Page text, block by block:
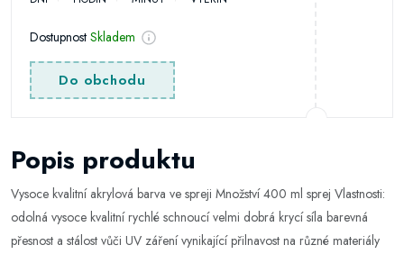
Dostupnost Skladem
Do obchodu
Popis produktu
Vysoce kvalitní akrylová barva ve spreji Množství 400 ml sprej Vlastnosti:
odolná vysoce kvalitní rychlé schnoucí velmi dobrá krycí síla barevná
přesnost a stálost vůči UV záření vynikající přilnavost na různé materiály